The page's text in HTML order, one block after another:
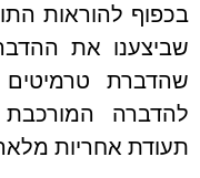
בכפוף להוראות
שביצענו את
שהדברת
להדברה
תעודת אחריות